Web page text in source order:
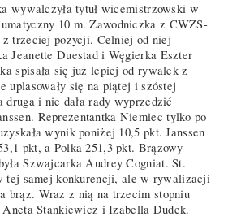
wywalczyła tytuł wicemistrzowski w
10 m. Zawodniczka z CWZS-
z trzeciej pozycji. Celniej od niej
Jeanette Duestad i Węgierka Eszter
spisała się już lepiej od rywalek z
uplasowały się na piątej i szóstej
druga i nie dała rady wyprzedzić
Reprezentantka Niemiec tylko po
wynik poniżej 10,5 pkt. Janssen
pkt, a Polka 251,3 pkt. Brązowy
Szwajcarka Audrey Cogniat. St.
tej samej konkurencji, ale w rywalizacji
brąz. Wraz z nią na trzecim stopniu
Aneta Stankiewicz i Izabella Dudek.